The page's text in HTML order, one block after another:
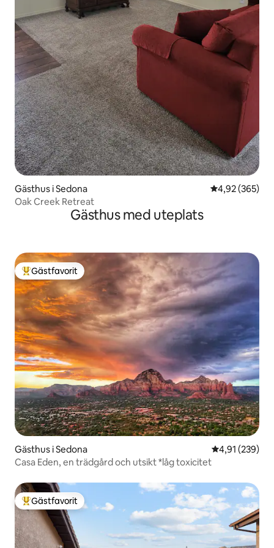
Gästhus i Sedona 4,92 av 5 i
4,92 (365)
Oak Creek Retreat
Gästhus med uteplats
Populär gästfavorit
Gästfavorit
Gästhus i Sedona 4,91 av 5 i
4,91 (239)
Casa Eden, en trädgård och utsikt *låg toxicitet
Populär gästfavorit
Gästfavorit